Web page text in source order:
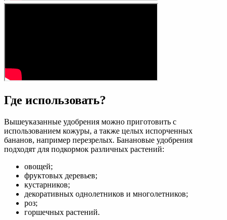
Где использовать?
Вышеуказанные удобрения можно приготовить с
использованием кожуры, а также целых испорченных
бананов, например перезрелых. Банановые удобрения
подходят для подкормок различных растений:
овощей;
фруктовых деревьев;
кустарников;
декоративных однолетников и многолетников;
роз;
горшечных растений.